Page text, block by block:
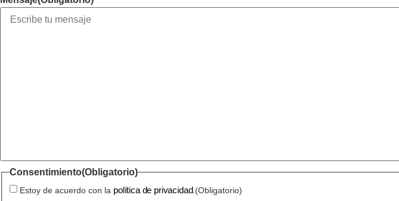
Consentimiento(Obligatorio)
Estoy de acuerdo con la política de privacidad.(Obligatorio)